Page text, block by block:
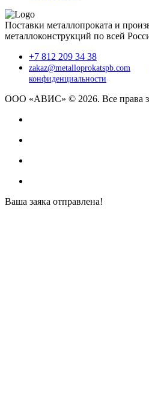
Поставки металлопроката и
металлоконструкций по всей
+7 812 209 34 38
zakaz@metalloprokatspb.com
конфиденциальности
ООО «АВИС» © 2026. Все права
Ваша заяка отправлена!